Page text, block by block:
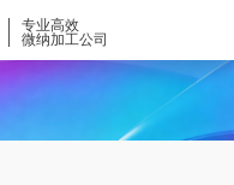
专业高效
微纳加工公司